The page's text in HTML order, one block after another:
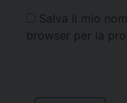
Salva il mio
browser per la